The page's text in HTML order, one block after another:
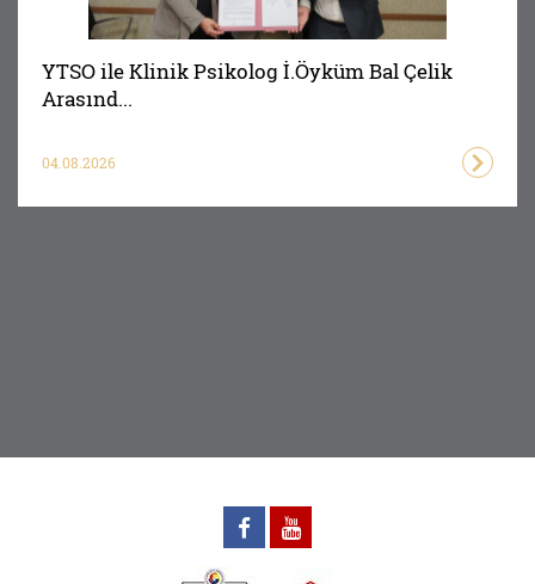
YTSO ile Klinik Psikolog İ.Öyküm Bal Çelik
Arasınd...
04.08.2026